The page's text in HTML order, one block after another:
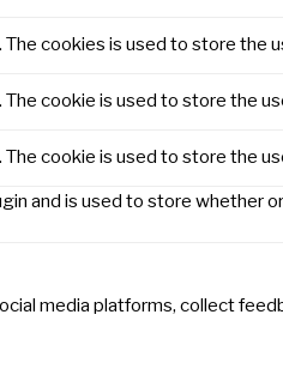
cookies is used to store
cookie is used to store the
cookie is used to store the
and is used to store whether
media platforms, collect